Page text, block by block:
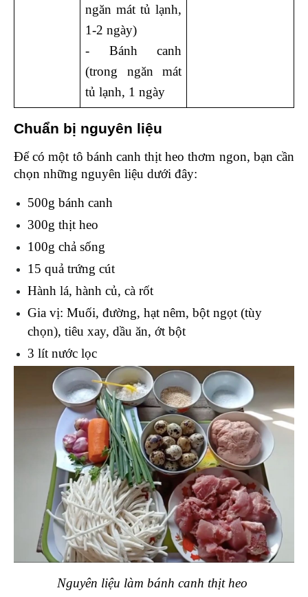
ngăn mát tủ lạnh,
1-2 ngày)
- Bánh canh
(trong ngăn mát
tủ lạnh, 1 ngày
Chuẩn bị nguyên liệu
Để có một tô bánh canh thịt heo thơm ngon, bạn cần
chọn những nguyên liệu dưới đây:
500g bánh canh
300g thịt heo
100g chả sống
15 quả trứng cút
Hành lá, hành củ, cà rốt
Gia vị: Muối, đường, hạt nêm, bột ngọt (tùy
chọn), tiêu xay, dầu ăn, ớt bột
3 lít nước lọc
Nguyên liệu làm bánh canh thịt heo